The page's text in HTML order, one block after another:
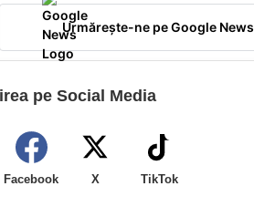
Urmărește-ne pe Google News
pe Social Media
Facebook X TikTok